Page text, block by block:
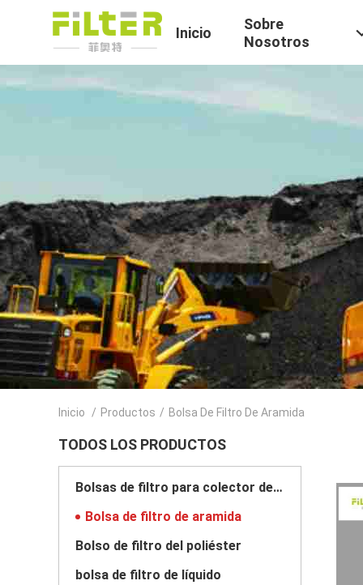
Inicio
Sobre
Nosotros
Inicio / Productos / Bolsa De Filtro De Aramida
TODOS LOS PRODUCTOS
Bolsas de filtro para colector de polvo
Bolsa de filtro de aramida
Bolso de filtro del poliéster
bolsa de filtro de líquido